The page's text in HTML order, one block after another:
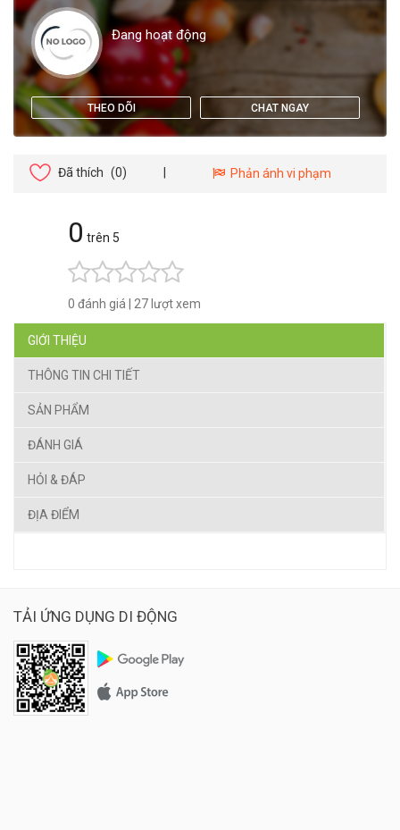
Đang hoạt động
THEO DÕI CHAT NGAY
Đã thích (0) Phản ánh vi phạm
0 trên 5
0 đánh giá 27 lượt xem
GIỚI THIỆU
THÔNG TIN CHI TIẾT
SẢN PHẨM
ĐÁNH GIÁ
HỎI & ĐÁP
ĐỊA ĐIỂM
TẢI ỨNG DỤNG DI ĐỘNG